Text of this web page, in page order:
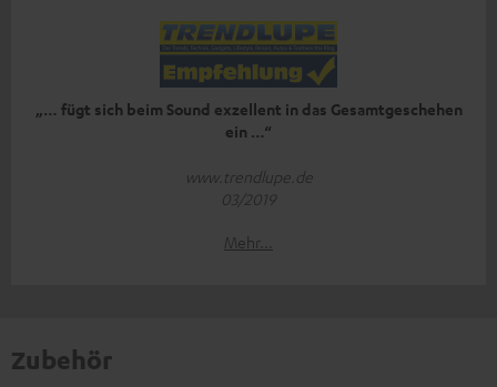
„… fügt sich beim Sound exzellent in das Gesamtgeschehen
ein …“
www.trendlupe.de
03/2019
Mehr...
Zubehör